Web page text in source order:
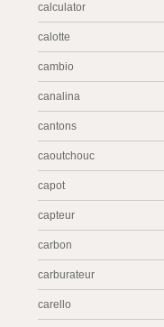
calculator
calotte
cambio
canalina
cantons
caoutchouc
capot
capteur
carbon
carburateur
carello